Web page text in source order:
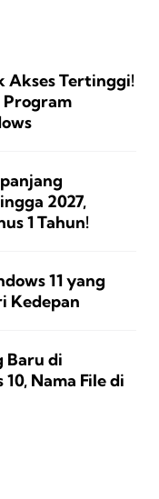
Akses Tertinggi!
Program
2027,
1 Tahun!
11 yang
Kedepan
Baru di
Nama File di